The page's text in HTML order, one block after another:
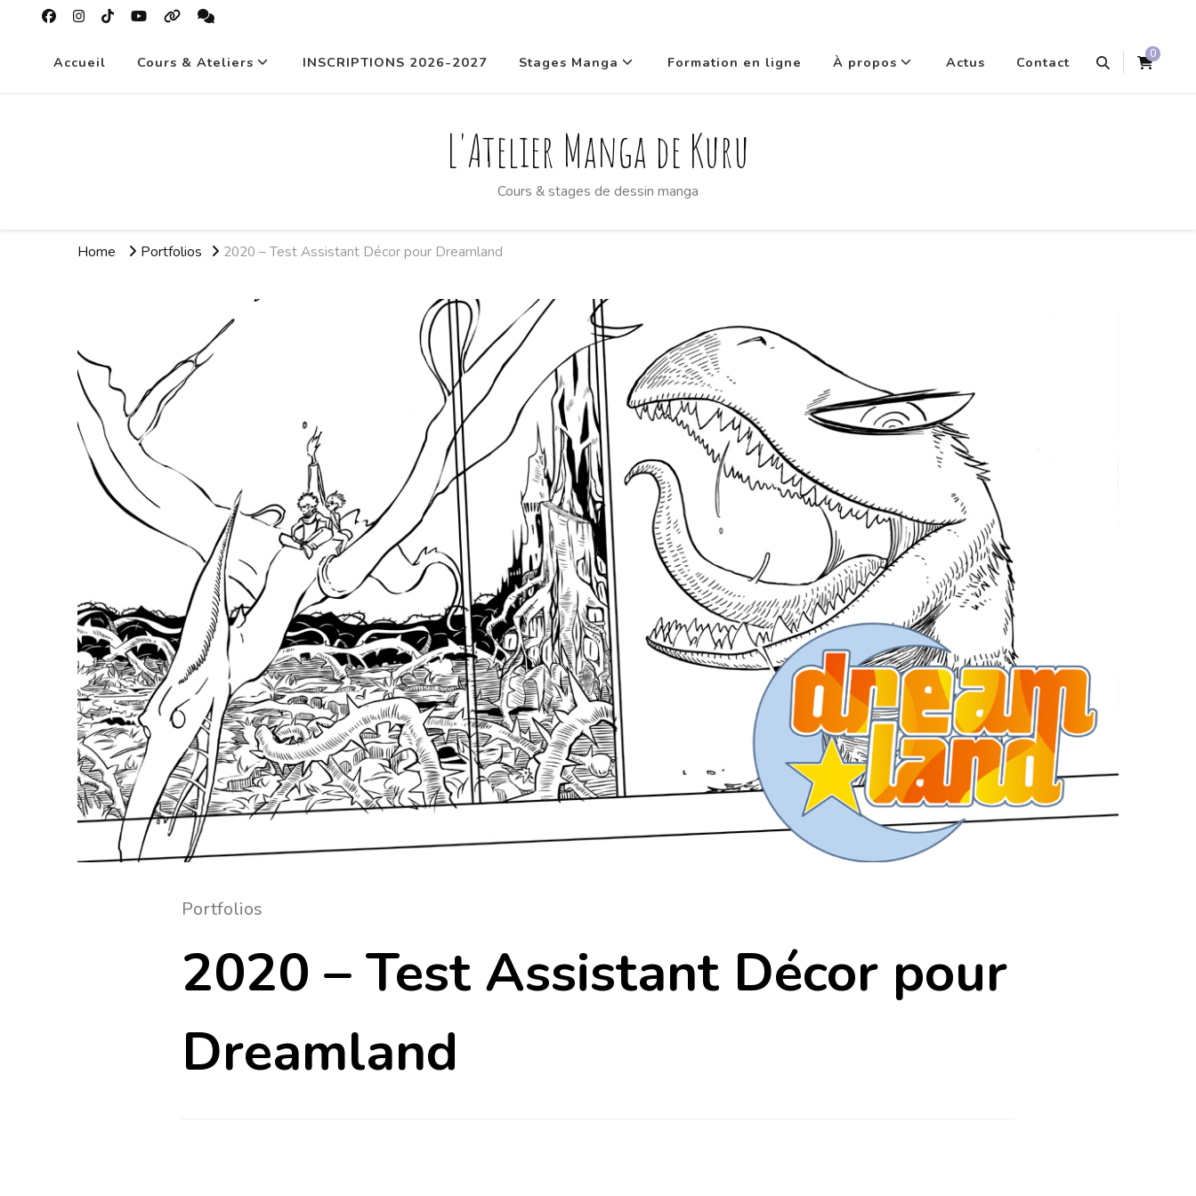
Accueil Cours & Ateliers INSCRIPTIONS 2026-2027 Stages Manga Formation en ligne À propos Actus Contact 0
L'Atelier Manga de Kuru
Cours & stages de dessin manga
Home Portfolios 2020 – Test Assistant Décor pour Dreamland
Portfolios
2020 – Test Assistant Décor pour
Dreamland